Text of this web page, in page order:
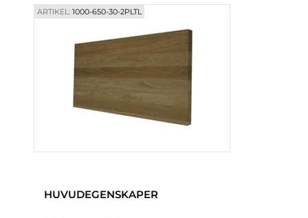
ARTIKEL:1000-650-30-2PLTL
HUVUDEGENSKAPER